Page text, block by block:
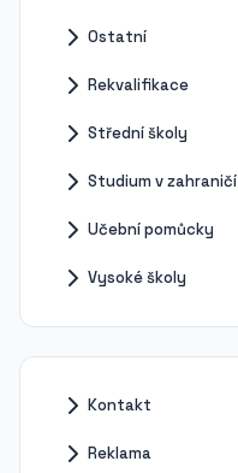
Ostatní
Rekvalifikace
Střední školy
Studium v zahraničí
Učební pomůcky
Vysoké školy
Kontakt
Reklama